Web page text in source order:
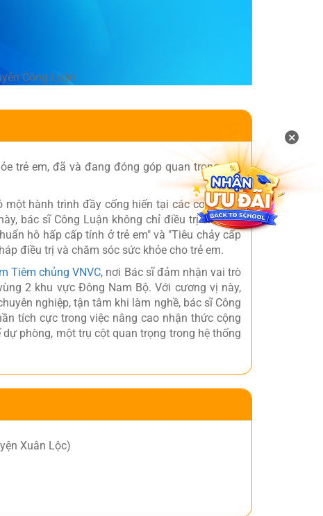
trẻ em, đã và đang đóng góp quan trọng cho
hành trình đầy cống hiến tại các cơ sở y tế
bác sĩ Công Luận không chỉ điều trị cho các
hô hấp cấp tính ở trẻ em" và "Tiêu chảy cấp
điều trị và chăm sóc sức khỏe cho trẻ em.
Tiêm chủng VNVC, nơi Bác sĩ đảm nhận vai trò
2 khu vực Đông Nam Bộ. Với cương vị này,
nghiệp, tận tâm khi làm nghề, bác sĩ Công
tích cực trong việc nâng cao nhận thức cộng
phòng, một trụ cột quan trọng trong hệ thống
Xuân Lộc)
×